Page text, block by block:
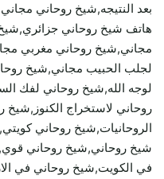
بعد النتيجه,شيخ روحاني
هاتف شيخ روحاني
مجاني,شيخ روحاني مغربي
لجلب الحبيب مجاني,شيخ
لوجه الله,شيخ روحاني لفك
روحاني لاستخراج الكنوز,شيخ
الروحانيات,شيخ روحاني
شيخ روحاني,شيخ روحاني
في الكويت,شيخ روحاني في